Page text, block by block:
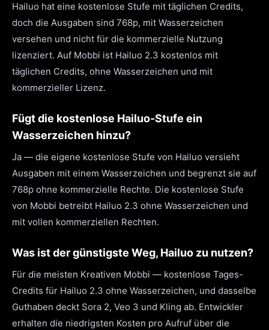
Hailuo hat eine kostenlose Stufe mit täglichen Credits,
doch die Ausgaben sind 768p, mit Wasserzeichen
versehen und nicht für die kommerzielle Nutzung
lizenziert. Auf Mobbi ist Hailuo 2.3 kostenlos mit
täglichen Credits, ohne Wasserzeichen und mit
kommerzieller Lizenz.
Fügt die kostenlose Hailuo-Stufe ein
Wasserzeichen hinzu?
Ja — die eigene kostenlose Stufe von Hailuo versieht
Ausgaben mit einem Wasserzeichen und begrenzt sie auf
768p ohne kommerzielle Rechte. Die kostenlose Stufe
von Mobbi betreibt Hailuo 2.3 ohne Wasserzeichen und
mit vollen kommerziellen Rechten.
Was ist der günstigste Weg, Hailuo zu nutzen?
Für die meisten Kreativen Mobbi — kostenlose Tages-
Credits für Hailuo 2.3 ohne Wasserzeichen, und dasselbe
Guthaben deckt Sora 2, Veo 3 und Kling ab. Entwickler
erhalten die niedrigsten Kosten pro Aufruf über die